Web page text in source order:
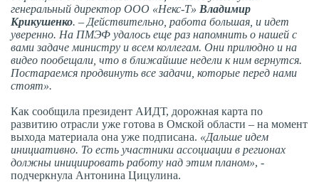
генеральный директор ООО «Некс-Т» Владимир
Крикушенко. – Действительно, работа большая, и идет
уверенно. На ПМЭФ удалось еще раз напомнить о нашей с
вами задаче министру и всем коллегам. Они прилюдно и на
видео пообещали, что в ближайшие недели к ним вернутся.
Постараемся продвинуть все задачи, которые перед нами
стоят».
Как сообщила президент АИДТ, дорожная карта по
развитию отрасли уже готова в Омской области – на момент
выхода материала она уже подписана. «Дальше идем
инициативно. То есть участники ассоциации в регионах
должны инициировать работу над этим планом», -
подчеркнула Антонина Цицулина.